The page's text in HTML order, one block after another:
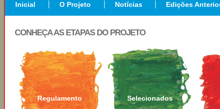
Inicial O Projeto Notícias Edições
CONHEÇA AS ETAPAS DO PROJETO
Regulamento Selecionados